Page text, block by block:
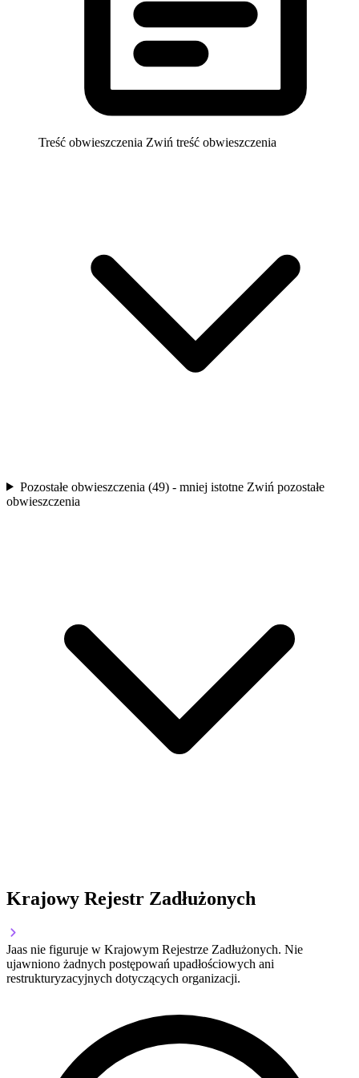
Treść obwieszczenia Zwiń treść obwieszczenia
Pozostałe obwieszczenia (49) - mniej istotne Zwiń pozostałe
obwieszczenia
Krajowy Rejestr Zadłużonych
Jaas nie figuruje w Krajowym Rejestrze Zadłużonych. Nie
ujawniono żadnych postępowań upadłościowych ani
restrukturyzacyjnych dotyczących organizacji.